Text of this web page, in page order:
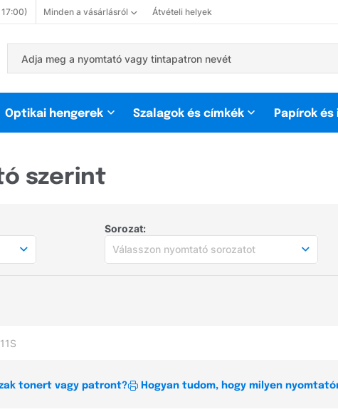
Minden a vásárlásról Átvételi helyek
Optikai hengerek Szalagok és címkék Papírok
szerint
Sorozat:
Válasszon nyomtató sorozatot
tonert vagy patront? Hogyan tudom, hogy milyen